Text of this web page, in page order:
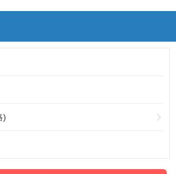
)